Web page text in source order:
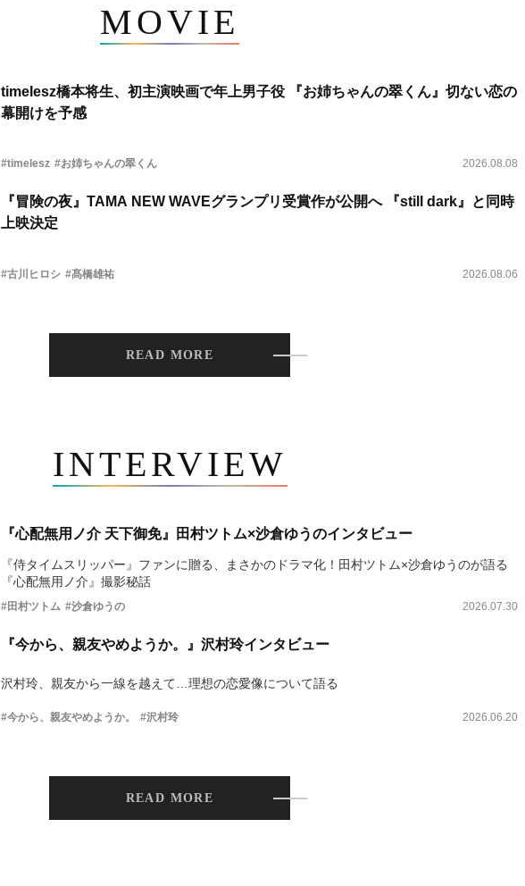
MOVIE
timelesz橋本将生、初主演映画で年上男子役 『お姉ちゃんの翠くん』切ない恋の
幕開けを予感
#timelesz #お姉ちゃんの翠くん 2026.08.08
『冒険の夜』TAMA NEW WAVEグランプリ受賞作が公開へ 『still dark』と同時
上映決定
#古川ヒロシ #髙橋雄祐 2026.08.06
READ MORE
INTERVIEW
『心配無用ノ介 天下御免』田村ツトム×沙倉ゆうのインタビュー
『侍タイムスリッパー』ファンに贈る、まさかのドラマ化！田村ツトム×沙倉ゆうのが語る
『心配無用ノ介』撮影秘話
#田村ツトム #沙倉ゆうの 2026.07.30
『今から、親友やめようか。』沢村玲インタビュー
沢村玲、親友から一線を越えて…理想の恋愛像について語る
#今から、親友やめようか。 #沢村玲 2026.06.20
READ MORE